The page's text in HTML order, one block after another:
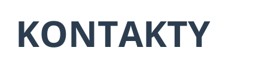
KONTAKTY